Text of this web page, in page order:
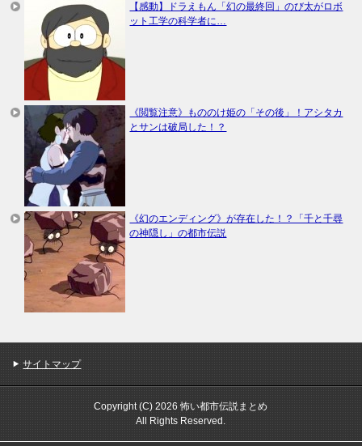
【感動】ドラえもん「幻の最終回」のび太がロボ
ット工学の科学者に…
《閲覧注意》もののけ姫の「その後」！アシタカ
とサンは破局した！？
《幻のエンディング》が存在した！？「千と千尋
の神隠し」の都市伝説
サイトマップ
Copyright (C) 2026 怖い都市伝説まとめ
All Rights Reserved.